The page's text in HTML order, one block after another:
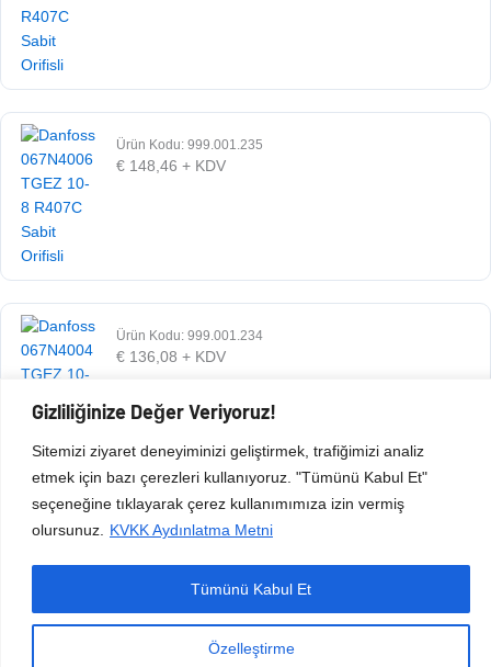
Gizliliğinize Değer Veriyoruz!
Sitemizi ziyaret deneyiminizi geliştirmek, trafiğimizi analiz
etmek için bazı çerezleri kullanıyoruz. "Tümünü Kabul Et"
seçeneğine tıklayarak çerez kullanımımıza izin vermiş
olursunuz.
KVKK Aydınlatma Metni
Özelleştirme
Tümünü Kabul Et
Ürün Kodu: 999.001.235
€ 148,46 + KDV
Ürün Kodu: 999.001.234
€ 136,08 + KDV